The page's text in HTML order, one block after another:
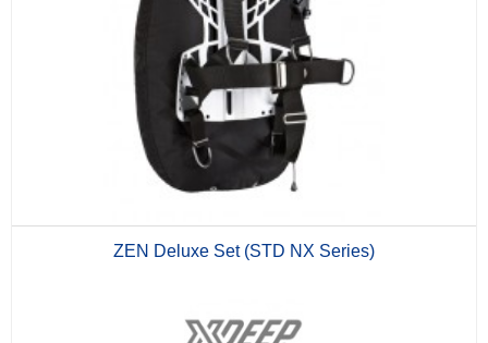
ZEN Deluxe Set (STD NX Series)